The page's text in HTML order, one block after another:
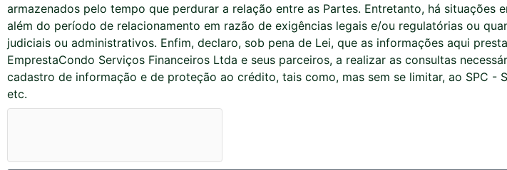
armazenados pelo tempo que perdurar a relação entre as Partes. Entretanto, há situações
além do período de relacionamento em razão de exigências legais e/ou regulatórias ou
judiciais ou administrativos. Enfim, declaro, sob pena de Lei, que as informações aqui
EmprestaCondo Serviços Financeiros Ltda e seus parceiros, a realizar as consultas
cadastro de informação e de proteção ao crédito, tais como, mas sem se limitar, ao SPC -
etc.